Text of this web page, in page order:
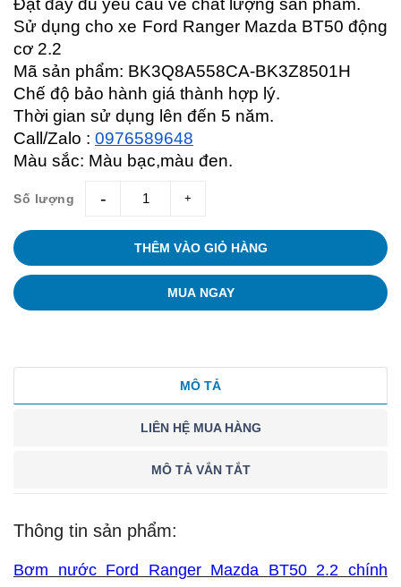
Đặt đầy đủ yêu cầu về chất lượng sản phẩm.
Sử dụng cho xe Ford Ranger Mazda BT50 động
cơ 2.2
Mã sản phẩm: BK3Q8A558CA-BK3Z8501H
Chế độ bảo hành giá thành hợp lý.
Thời gian sử dụng lên đến 5 năm.
Call/Zalo : 0976589648
Màu sắc: Màu bạc,màu đen.
Số lượng giam tang
THÊM VÀO GIỎ HÀNG
MUA NGAY
MÔ TẢ
LIÊN HỆ MUA HÀNG
MÔ TẢ VẮN TẮT
Thông tin sản phẩm:
Bơm nước Ford Ranger Mazda BT50 2.2 chính